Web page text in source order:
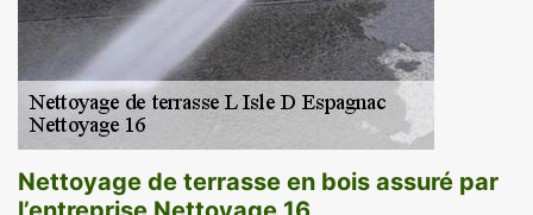
Nettoyage de terrasse en bois assuré par